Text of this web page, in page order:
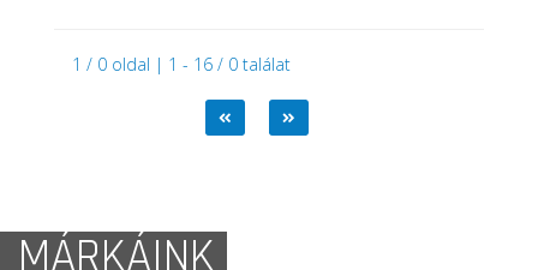
1 / 0 oldal | 1 - 16 / 0 találat
MÁRKÁINK